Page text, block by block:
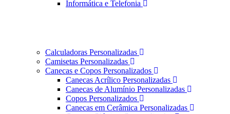
Informática e Telefonia
Calculadoras Personalizadas
Camisetas Personalizadas
Canecas e Copos Personalizados
Canecas Acrílico Personalizadas
Canecas de Alumínio Personalizadas
Copos Personalizados
Canecas em Cerâmica Personalizadas